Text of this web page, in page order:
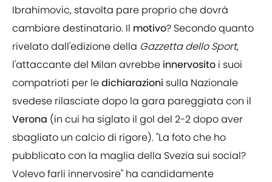
Ibrahimovic, stavolta pare proprio che dovrà
cambiare destinatario. Il motivo? Secondo quanto
rivelato dall'edizione della Gazzetta dello Sport,
l'attaccante del Milan avrebbe innervosito i suoi
compatrioti per ledichiarazioni sulla Nazionale
svedese rilasciate dopo la gara pareggiata con il
Verona (in cui ha siglato il gol del 2-2 dopo aver
sbagliato un calcio di rigore). "La foto che ho
pubblicato con la maglia della Svezia sui social?
Volevo farli innervosire" ha candidamente